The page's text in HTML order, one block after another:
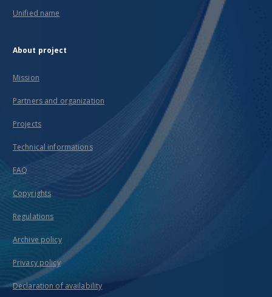
Unified name
About project
Mission
Partners and organization
Projects
Technical informations
FAQ
Copyrights
Regulations
Archive policy
Privacy policy
Declaration of availability